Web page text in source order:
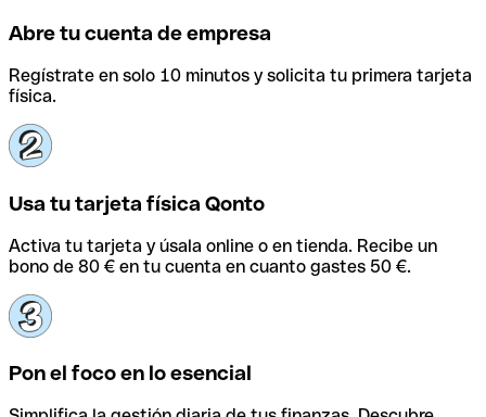
Abre tu cuenta de empresa
Regístrate en solo 10 minutos y solicita tu primera tarjeta
física.
Usa tu tarjeta física Qonto
Activa tu tarjeta y úsala online o en tienda. Recibe un
bono de 80 € en tu cuenta en cuanto gastes 50 €.
Pon el foco en lo esencial